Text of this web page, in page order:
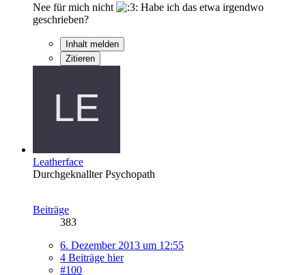
Nee für mich nicht
Habe ich das etwa irgendwo
geschrieben?
Inhalt melden
Zitieren
Leatherface
Durchgeknallter Psychopath
Beiträge
383
6. Dezember 2013 um 12:55
4 Beiträge hier
#100